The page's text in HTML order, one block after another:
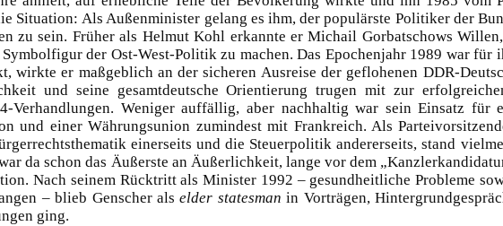
Situation: Als Außenminister gelang es ihm, der populärste Politiker der
zu sein. Früher als Helmut Kohl erkannte er Michail Gorbatschows
der Ost-West-Politik zu machen. Das Epochenjahr 1989 war für
er maßgeblich an der sicheren Ausreise der geflohenen DDR-
und seine gesamtdeutsche Orientierung trugen mit zur
Weniger auffällig, aber nachhaltig war sein Einsatz für
und einer Währungsunion zumindest mit Frankreich. Als
einerseits und die Steuerpolitik andererseits, stand
da schon das Äußerste an Äußerlichkeit, lange vor dem
Nach seinem Rücktritt als Minister 1992 – gesundheitliche Probleme
– blieb Genscher alselder statesman in Vorträgen,
ging.